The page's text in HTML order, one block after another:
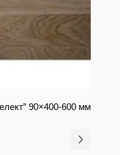
90×400-600 мм